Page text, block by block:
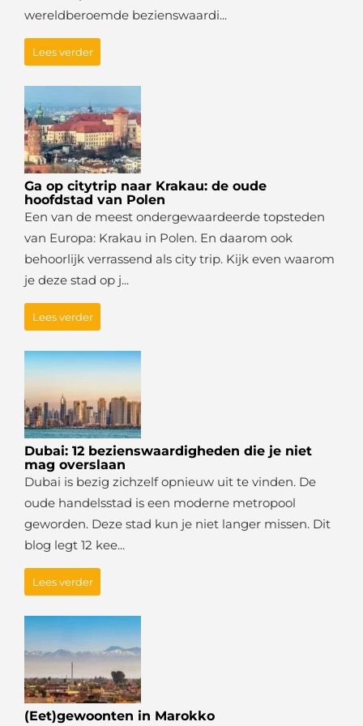
wereldberoemde bezienswaardi...
Lees verder
Ga op citytrip naar Krakau: de oude
hoofdstad van Polen
Een van de meest ondergewaardeerde topsteden
van Europa: Krakau in Polen. En daarom ook
behoorlijk verrassend als city trip. Kijk even waarom
je deze stad op j...
Lees verder
Dubai: 12 bezienswaardigheden die je niet
mag overslaan
Dubai is bezig zichzelf opnieuw uit te vinden. De
oude handelsstad is een moderne metropool
geworden. Deze stad kun je niet langer missen. Dit
blog legt 12 kee...
Lees verder
(Eet)gewoonten in Marokko